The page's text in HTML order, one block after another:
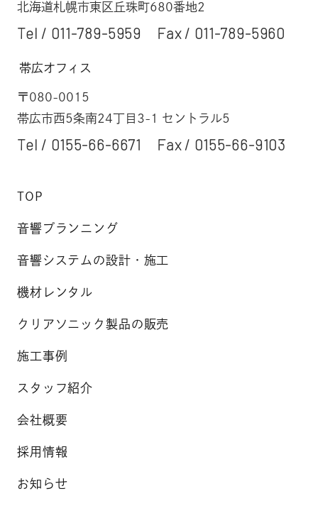
北海道札幌市東区丘珠町680番地2
Tel / 011-789-5959 Fax / 011-789-5960
帯広オフィス
〒080-0015
帯広市西5条南24丁目3-1 セントラル5
Tel / 0155-66-6671 Fax / 0155-66-9103
TOP
音響プランニング
音響システムの設計・施工
機材レンタル
クリアソニック製品の販売
施工事例
スタッフ紹介
会社概要
採用情報
お知らせ